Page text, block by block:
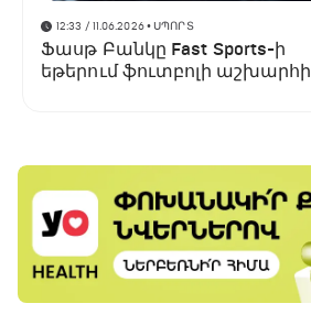
12:33 / 11.06.2026• ՍՊՈՐՏ
Ֆասթ Բանկը Fast Sports-ի
եթերում ֆուտբոլի աշխարհի